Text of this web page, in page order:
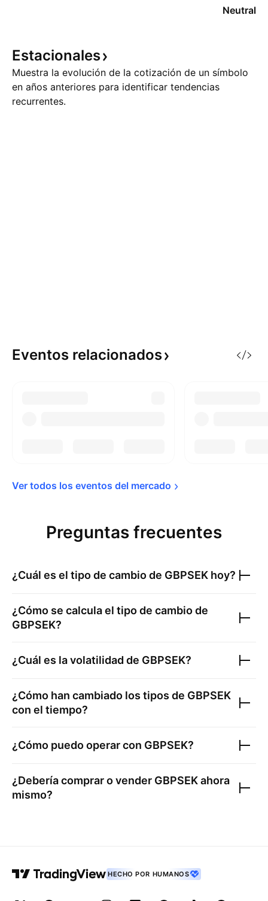
Neutral
Estacionales
Muestra la evolución de la cotización de un símbolo
en años anteriores para identificar tendencias
recurrentes.
Eventos relacionados
Ver todos los eventos del mercado
Preguntas frecuentes
¿Cuál es el tipo de cambio de GBPSEK hoy?
¿Cómo se calcula el tipo de cambio de
GBPSEK?
¿Cuál es la volatilidad de GBPSEK?
¿Cómo han cambiado los tipos de GBPSEK
con el tiempo?
¿Cómo puedo operar con GBPSEK?
¿Debería comprar o vender GBPSEKahora
mismo?
HECHO POR HUMANOS